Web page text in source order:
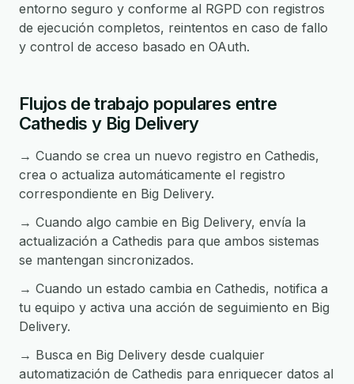
entorno seguro y conforme al RGPD con registros
de ejecución completos, reintentos en caso de fallo
y control de acceso basado en OAuth.
Flujos de trabajo populares entre
Cathedis y Big Delivery
→ Cuando se crea un nuevo registro en Cathedis,
crea o actualiza automáticamente el registro
correspondiente en Big Delivery.
→ Cuando algo cambie en Big Delivery, envía la
actualización a Cathedis para que ambos sistemas
se mantengan sincronizados.
→ Cuando un estado cambia en Cathedis, notifica a
tu equipo y activa una acción de seguimiento en Big
Delivery.
→ Busca en Big Delivery desde cualquier
automatización de Cathedis para enriquecer datos al